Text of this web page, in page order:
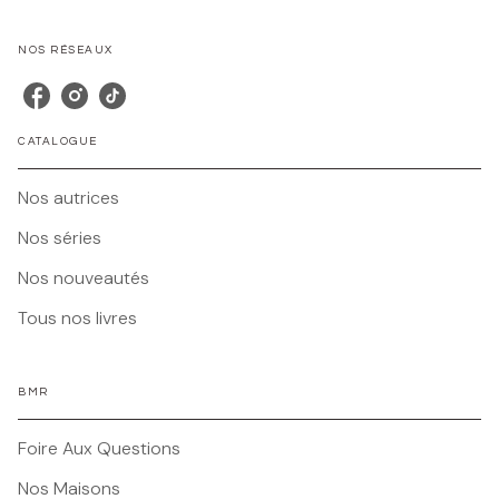
NOS RÉSEAUX
CATALOGUE
Nos autrices
Nos séries
Nos nouveautés
Tous nos livres
BMR
Foire Aux Questions
Nos Maisons